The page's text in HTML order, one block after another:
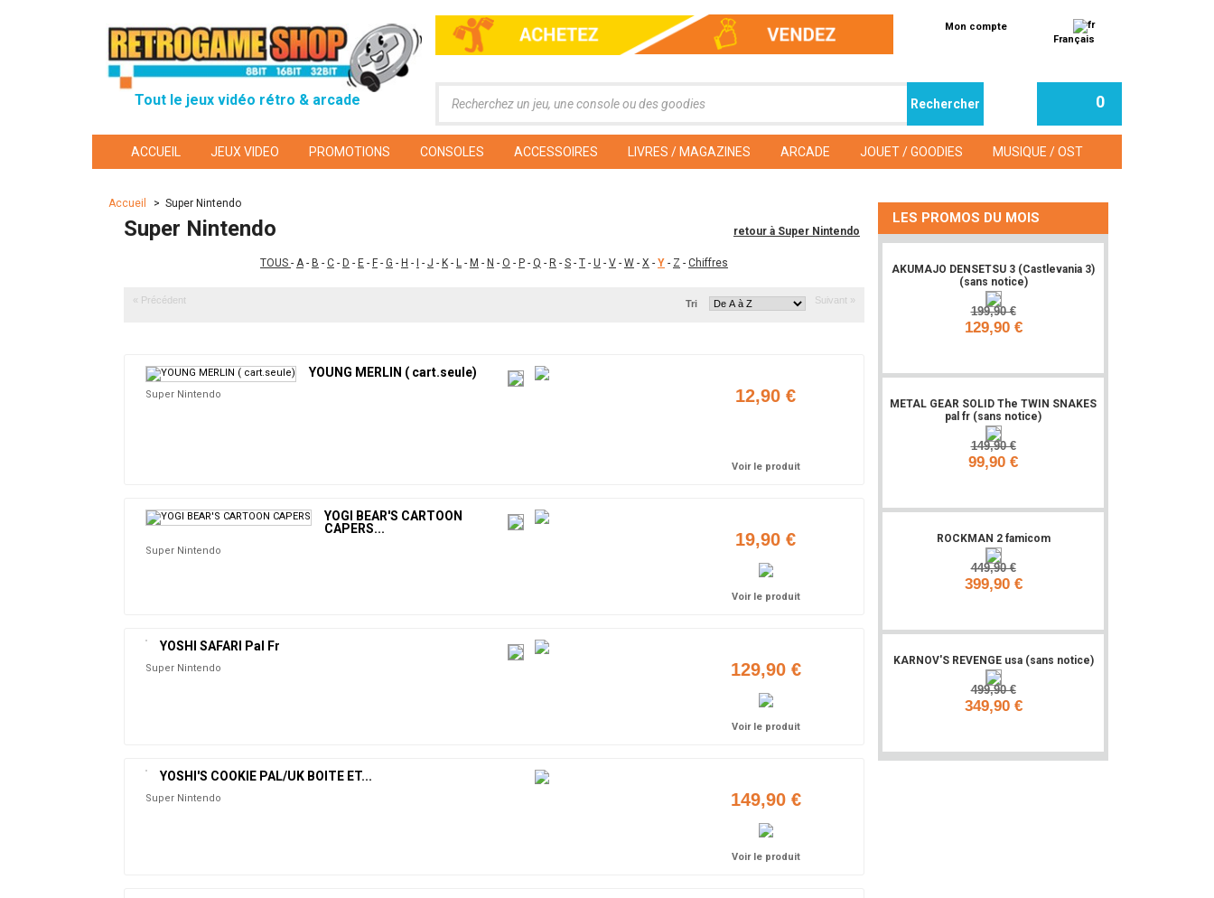
Tout le jeux vidéo rétro & arcade
Mon compte
Français
0
ACCUEIL JEUX VIDEO PROMOTIONS CONSOLES ACCESSOIRES LIVRES / MAGAZINES ARCADE JOUET / GOODIES MUSIQUE / OST
Accueil > Super Nintendo
retour à Super Nintendo
Super Nintendo
TOUS - A- B - C - D - E - F - G - H - - J - K - L - M - N - O - P - Q - R - S - T - U - V - W - X - Y - Z - Chiffres
« Précédent Suivant »
Tri
YOUNG MERLIN ( cart.seule)
Super Nintendo 12,90 €
Voir le produit
YOGI BEAR'S CARTOON
CAPERS...
Super Nintendo
19,90 €
Voir le produit
YOSHI SAFARI Pal Fr
Super Nintendo 129,90 €
Voir le produit
YOSHI'S COOKIE PAL/UK BOITE ET...
Super Nintendo 149,90 €
Voir le produit
LES PROMOS DU MOIS
AKUMAJO DENSETSU 3 (Castlevania 3)
(sans notice)
199,90 €
129,90 €
METAL GEAR SOLID The TWIN SNAKES
pal fr (sans notice)
149,90 €
99,90 €
ROCKMAN 2 famicom
449,90 €
399,90 €
KARNOV'S REVENGE usa (sans notice)
499,90 €
349,90 €